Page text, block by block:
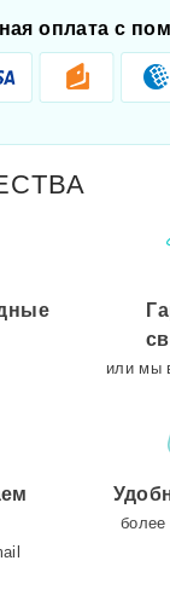
оплата с
или мы
более